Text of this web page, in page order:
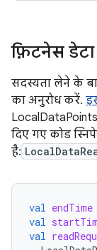
फ़िटनेस
सदस्यता लेने के
का अनुरोध करें.
दिए गए कोड
है:
val endTime
val
val